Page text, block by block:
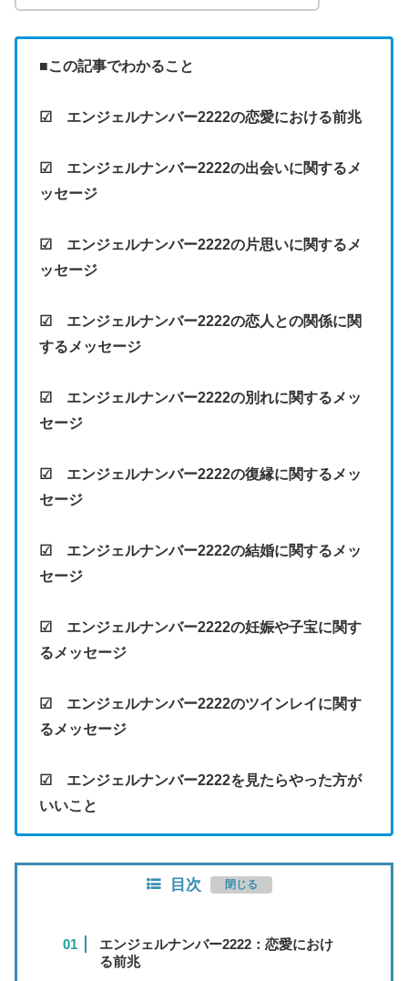
■この記事でわかること
☑ エンジェルナンバー2222の恋愛における前兆
☑ エンジェルナンバー2222の出会いに関するメ
ッセージ
☑ エンジェルナンバー2222の片思いに関するメ
ッセージ
☑ エンジェルナンバー2222の恋人との関係に関
するメッセージ
☑ エンジェルナンバー2222の別れに関するメッ
セージ
☑ エンジェルナンバー2222の復縁に関するメッ
セージ
☑ エンジェルナンバー2222の結婚に関するメッ
セージ
☑ エンジェルナンバー2222の妊娠や子宝に関す
るメッセージ
☑ エンジェルナンバー2222のツインレイに関す
るメッセージ
☑ エンジェルナンバー2222を見たらやった方が
いいこと
目次
エンジェルナンバー2222：恋愛におけ
る前兆